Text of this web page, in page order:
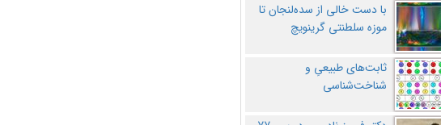
با دست خالی از سده‌لنجان تا
موزه سلطنتی گرینویچ
ثابت‌های طبیعیِ و
شناخت‌شناسی